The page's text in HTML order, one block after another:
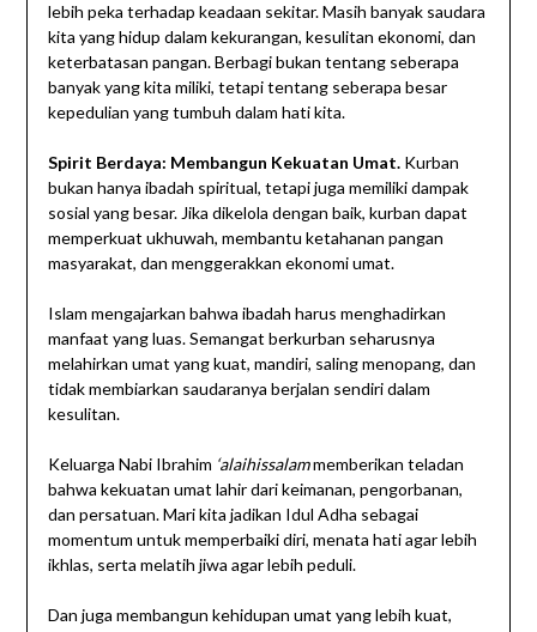
lebih peka terhadap keadaan sekitar. Masih banyak saudara
kita yang hidup dalam kekurangan, kesulitan ekonomi, dan
keterbatasan pangan. Berbagi bukan tentang seberapa
banyak yang kita miliki, tetapi tentang seberapa besar
kepedulian yang tumbuh dalam hati kita.
Spirit Berdaya: Membangun Kekuatan Umat. Kurban
bukan hanya ibadah spiritual, tetapi juga memiliki dampak
sosial yang besar. Jika dikelola dengan baik, kurban dapat
memperkuat ukhuwah, membantu ketahanan pangan
masyarakat, dan menggerakkan ekonomi umat.
Islam mengajarkan bahwa ibadah harus menghadirkan
manfaat yang luas. Semangat berkurban seharusnya
melahirkan umat yang kuat, mandiri, saling menopang, dan
tidak membiarkan saudaranya berjalan sendiri dalam
kesulitan.
Keluarga Nabi Ibrahim ‘alaihissalammemberikan teladan
bahwa kekuatan umat lahir dari keimanan, pengorbanan,
dan persatuan. Mari kita jadikan Idul Adha sebagai
momentum untuk memperbaiki diri, menata hati agar lebih
ikhlas, serta melatih jiwa agar lebih peduli.
Dan juga membangun kehidupan umat yang lebih kuat,